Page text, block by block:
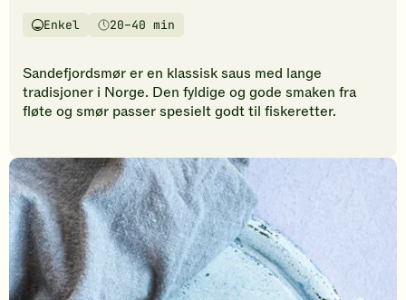
vurderinger.
den
første
til
denne
oppskriften.
Vanskelighetsgrad
Enkel
Tilberedningstid20–40 min
Sandefjordsmør er en klassisk saus med lange
tradisjoner i Norge. Den fyldige og gode smaken fra
fløte og smør passer spesielt godt til fiskeretter.